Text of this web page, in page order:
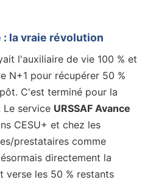
: la vraie révolution
l'auxiliaire de vie 100 % et
N+1 pour récupérer 50 %
C'est terminé pour la
service URSSAF Avance
CESU+ et chez les
prestataires comme
directement la
les 50 % restants